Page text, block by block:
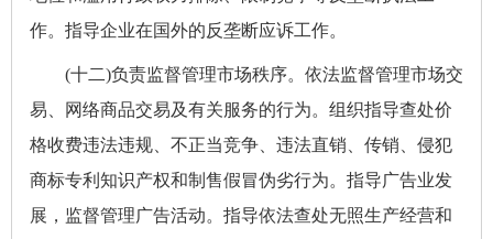
作。指导企业在国外的反垄断应诉工作。
(十二)负责监督管理市场秩序。依法监督管理市场交
易、网络商品交易及有关服务的行为。组织指导查处价
格收费违法违规、不正当竞争、违法直销、传销、侵犯
商标专利知识产权和制售假冒伪劣行为。指导广告业发
展，监督管理广告活动。指导依法查处无照生产经营和